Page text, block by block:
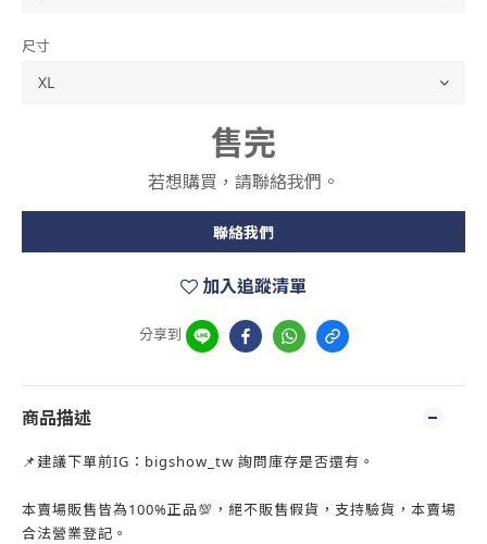
尺寸
售完
若想購買，請聯絡我們。
聯絡我們
加入追蹤清單
分享到
商品描述
📌建議下單前IG：bigshow_tw 詢問庫存是否還有。
本賣場販售皆為100%正品💯，絕不販售假貨，支持驗貨，本賣場
合法營業登記。